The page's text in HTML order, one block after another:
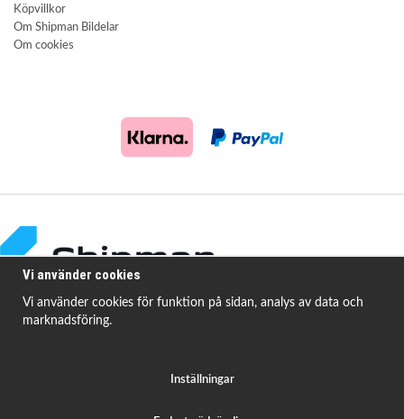
Köpvillkor
Om Shipman Bildelar
Om cookies
vanligt förekommande fordonsproblem.
Vi använder cookies
Vi använder cookies för funktion på sidan, analys av data och
marknadsföring.
Inställningar